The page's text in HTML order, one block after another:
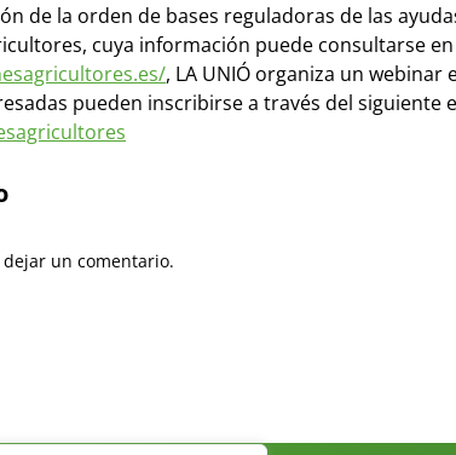
de la orden de bases reguladoras de las
cuya información puede consultarse
, LA UNIÓ organiza un
pueden inscribirse a través del siguiente
un comentario.